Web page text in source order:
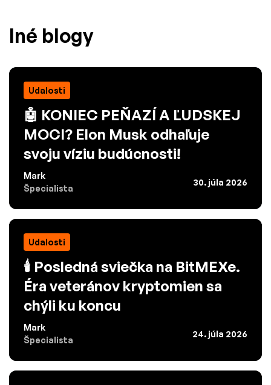
Iné blogy
Udalosti
🤖 KONIEC PEŇAZÍ A ĽUDSKEJ
MOCI? Elon Musk odhaľuje
svoju víziu budúcnosti!
Mark
Špecialista
30. júla 2026
Udalosti
🕯️ Posledná sviečka na BitMEXe.
Éra veteránov kryptomien sa
chýli ku koncu
Mark
Špecialista
24. júla 2026